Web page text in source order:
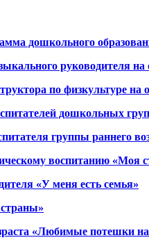
дошкольного
руководителя
по физкультуре
дошкольных
группы раннего
воспитанию «Моя
«У меня есть семья»
«Любимые потешки